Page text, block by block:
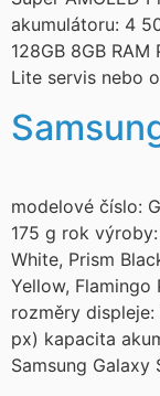
akumulátoru: 4
128GB 8GB
Lite servis nebo
modelové číslo:
175 g rok
White, Prism
Yellow, Flamingo
rozměry displeje:
px) kapacita
Samsung Galaxy